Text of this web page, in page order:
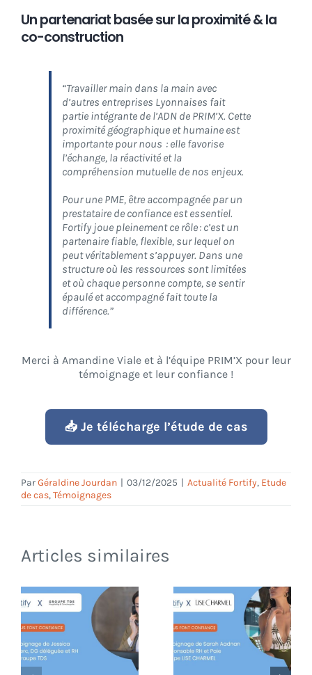
Un partenariat basée sur la proximité & la
co-construction
“Travailler main dans la main avec
d’autres entreprises Lyonnaises fait
partie intégrante de l’ADN de PRIM’X. Cette
proximité géographique et humaine est
importante pour nous : elle favorise
l’échange, la réactivité et la
compréhension mutuelle de nos enjeux.
Pour une PME, être accompagnée par un
prestataire de confiance est essentiel.
Fortify joue pleinement ce rôle : c’est un
partenaire fiable, flexible, sur lequel on
peut véritablement s’appuyer. Dans une
structure où les ressources sont limitées
et où chaque personne compte, se sentir
épaulé et accompagné fait toute la
différence.”
Merci à Amandine Viale et à l’équipe PRIM’X pour leur
témoignage et leur confiance !
📥 Je télécharge l’étude de cas
ParGéraldine Jourdan | 03/12/2025 | Actualité Fortify, Etude
de cas,Témoignages
Articles similaires